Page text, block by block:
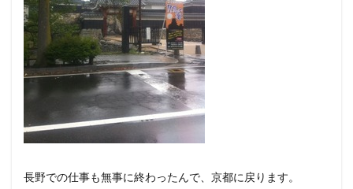
長野での仕事も無事に終わったんで、京都に戻ります。